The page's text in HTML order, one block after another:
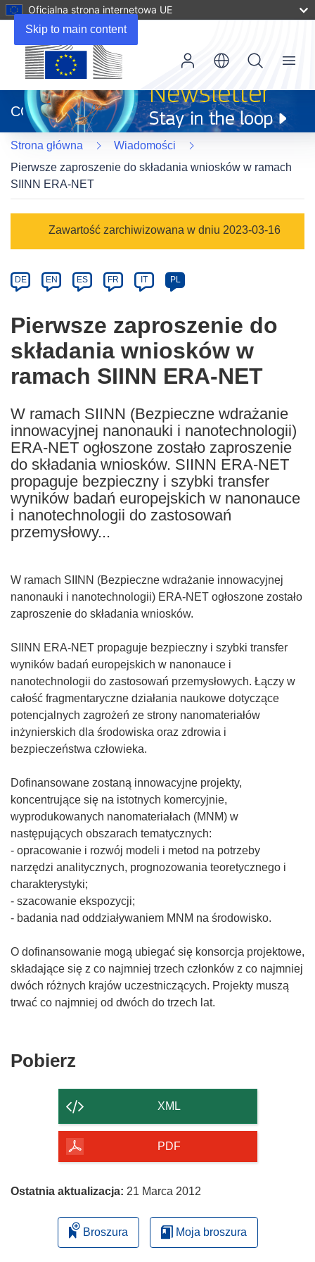
Skip to main content
Oficjalna strona internetowa UE
otworzy
się
w
nowym
oknie)
CORDIS
Menu
Strona główna
Wiadomości
Pierwsze zaproszenie do składania wniosków w ramach
SIINN ERA-NET
Category
Zawartość zarchiwizowana w dniu 2023-03-16
Article
available
the
following
languages:
DE EN ES FR IT PL
Pierwsze zaproszenie do
składania wniosków w
ramach SIINN ERA-NET
W ramach SIINN (Bezpieczne wdrażanie
innowacyjnej nanonauki i nanotechnologii)
ERA-NET ogłoszone zostało zaproszenie
do składania wniosków. SIINN ERA-NET
propaguje bezpieczny i szybki transfer
wyników badań europejskich w nanonauce
i nanotechnologii do zastosowań
przemysłowy...
W ramach SIINN (Bezpieczne wdrażanie innowacyjnej
nanonauki i nanotechnologii) ERA-NET ogłoszone zostało
zaproszenie do składania wniosków.
SIINN ERA-NET propaguje bezpieczny i szybki transfer
wyników badań europejskich w nanonauce i
nanotechnologii do zastosowań przemysłowych. Łączy w
całość fragmentaryczne działania naukowe dotyczące
potencjalnych zagrożeń ze strony nanomateriałów
inżynierskich dla środowiska oraz zdrowia i
bezpieczeństwa człowieka.
Dofinansowane zostaną innowacyjne projekty,
koncentrujące się na istotnych komercyjnie,
wyprodukowanych nanomateriałach (MNM) w
następujących obszarach tematycznych:
- opracowanie i rozwój modeli i metod na potrzeby
narzędzi analitycznych, prognozowania teoretycznego i
charakterystyki;
- szacowanie ekspozycji;
- badania nad oddziaływaniem MNM na środowisko.
O dofinansowanie mogą ubiegać się konsorcja projektowe,
składające się z co najmniej trzech członków z co najmniej
dwóch różnych krajów uczestniczących. Projekty muszą
trwać co najmniej od dwóch do trzech lat.
Pobierz
strony
XML
PDF
Ostatnia aktualizacja: 21 Marca 2012
Broszura Moja broszura